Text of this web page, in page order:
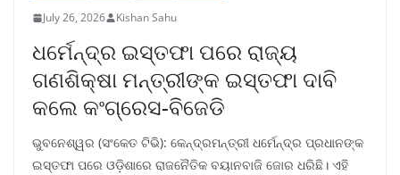
July 26, 2026 Kishan Sahu
ଧର୍ମେନ୍ଦ୍ର ଇସ୍ତଫା ପରେ ରାଜ୍ୟ
ଗଣଶିକ୍ଷା ମନ୍ତ୍ରୀଙ୍କ ଇସ୍ତଫା ଦାବି
କଲେ କଂଗ୍ରେସ-ବିଜେଡି
ଭୁବନେଶ୍ୱର (ସଂକେତ ଟିଭି): କେନ୍ଦ୍ରମନ୍ତ୍ରୀ ଧର୍ମେନ୍ଦ୍ର ପ୍ରଧାନଙ୍କ
ଇସ୍ତଫା ପରେ ଓଡ଼ିଶାରେ ରାଜନୈତିକ ବୟାନବାଜି ଜୋର ଧରିଛି। ଏହି